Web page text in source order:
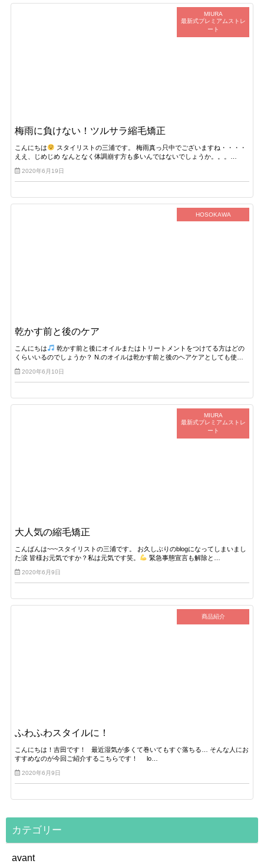
MIURA
最新式プレミアムストレ
ート
梅雨に負けない！ツルサラ縮毛矯正
こんにちは
スタイリストの三浦です。 梅雨真っ只中でございますね・・・・
ええ、じめじめ なんとなく体調崩す方も多いんではないでしょうか。。。…
2020年6月19日
HOSOKAWA
乾かす前と後のケア
こんにちは
乾かす前と後にオイルまたはトリートメントをつけてる方はどの
くらいいるのでしょうか？ N.のオイルは乾かす前と後のヘアケアとしても使…
2020年6月10日
MIURA
最新式プレミアムストレ
ート
大人気の縮毛矯正
こんばんは~~~スタイリストの三浦です。 お久しぶりのblogになってしまいまし
た涙 皆様お元気ですか？私は元気です笑。
緊急事態宣言も解除と…
2020年6月9日
商品紹介
ふわふわスタイルに！
こんにちは！吉田です！ 最近湿気が多くて巻いてもすぐ落ちる… そんな人にお
すすめなのが今回ご紹介するこちらです！ lo…
2020年6月9日
カテゴリー
avant